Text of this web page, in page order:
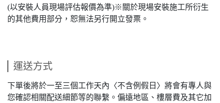
(以安裝人員現場評估報價為準)※關於現場安裝施工所衍生
的其他費用部分，恕無法另行開立發票。
運送方式
下單後將於一至三個工作天內〈不含例假日〉將會有專人與
您確認相關配送細節等的聯繫。偏遠地區、樓層費及其它加